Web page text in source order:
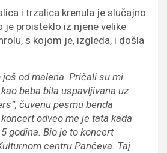
i trzalica krenula je slučajno
je proisteklo iz njene velike
s kojom je, izgleda, i došla
još od malena. Pričali su mi
beba bila uspavljivana uz
čuvenu pesmu benda
odveo me je tata kada
godina. Bio je to koncert
centru Pančeva. Taj